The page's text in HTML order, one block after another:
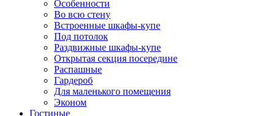
Особенности
Во всю стену
Встроенные шкафы-купе
Под потолок
Раздвижные шкафы-купе
Открытая секция посередине
Распашные
Гардероб
Для маленького помещения
Эконом
Гостиные